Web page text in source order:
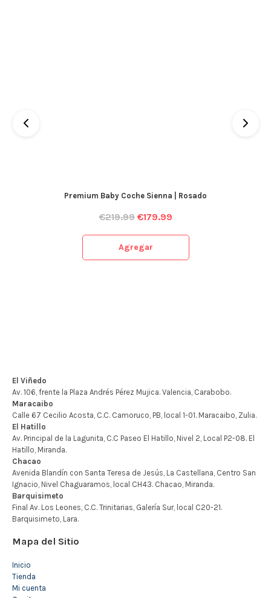
Premium Baby Coche Sienna | Rosado
€219.99 €179.99
Agregar
Mapa del Sitio
Inicio
Tienda
Mi cuenta